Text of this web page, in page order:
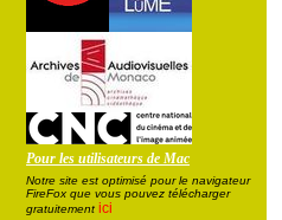
Pour les utilisateurs de Mac
Notre site est optimisé pour le navigateur
FireFox que vous pouvez télécharger
gratuitement ici